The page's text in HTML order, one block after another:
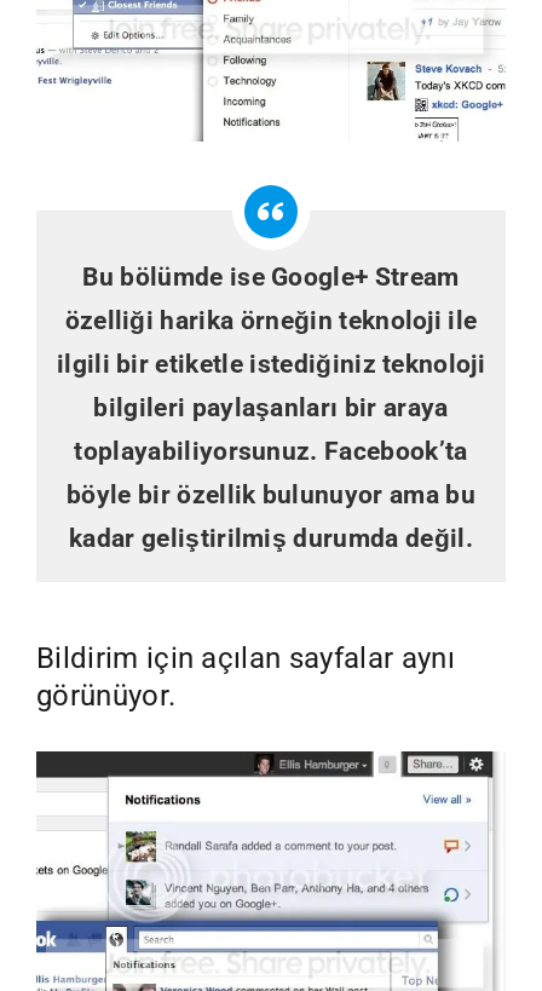
Bu bölümde ise Google+ Stream
özelliği harika örneğin teknoloji ile
ilgili bir etiketle istediğiniz teknoloji
bilgileri paylaşanları bir araya
toplayabiliyorsunuz. Facebook’ta
böyle bir özellik bulunuyor ama bu
kadar geliştirilmiş durumda değil.
Bildirim için açılan sayfalar aynı
görünüyor.